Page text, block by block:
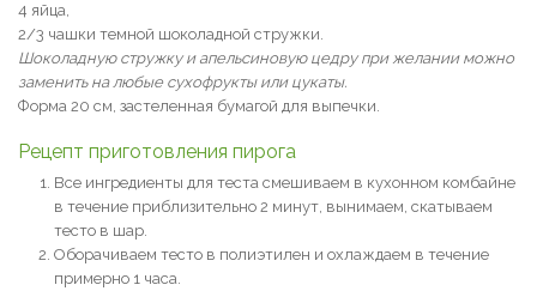
4 яйца,
2/3 чашки темной шоколадной стружки.
Шоколадную стружку и апельсиновую цедру при желании можно
заменить на любые сухофрукты или цукаты.
Форма 20 см, застеленная бумагой для выпечки.
Рецепт приготовления пирога
Все ингредиенты для теста смешиваем в кухонном комбайне
в течение приблизительно 2 минут, вынимаем, скатываем
тесто в шар.
Оборачиваем тесто в полиэтилен и охлаждаем в течение
примерно 1 часа.